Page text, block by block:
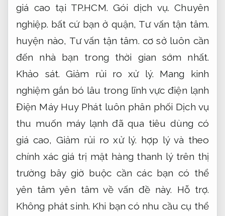
giá cao tại TP.HCM.Gói dịch vụ. Chuyên
nghiệp. bất cứ bạn ở quận, Tư vấn tận tâm.
huyện nào, Tư vấn tận tâm. cơ sở luôn cần
đến nhà bạn trong thời gian sớm nhất.
Khảo sát. Giảm rủi ro xử lý. Mang kinh
nghiệm gắn bó lâu trong lĩnh vực điện lạnh
Điện Máy Huy Phát luôn phân phối Dịch vụ
thu muốn máy lạnh đã qua tiêu dùng có
giá cao, Giảm rủi ro xử lý. hợp lý và theo
chính xác giá trị mặt hàng thanh lý trên thị
trường bây giờ buộc cần các bạn có thể
yên tâm yên tâm về vấn đề này. Hỗ trợ.
Không phát sinh. Khi bạn có nhu cầu cụ thể